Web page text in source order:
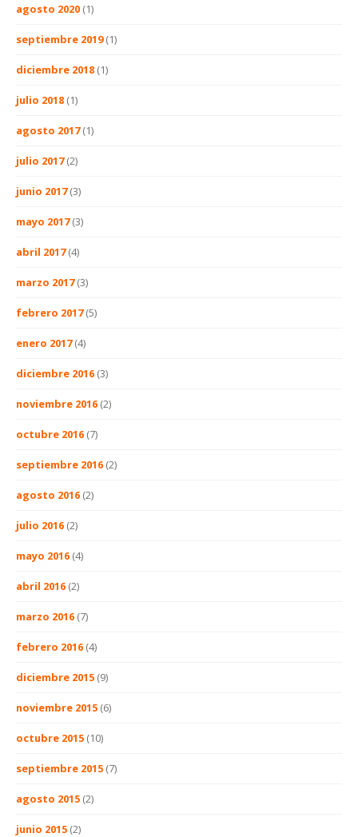
agosto 2020 (1)
septiembre 2019(1)
diciembre 2018 (1)
julio 2018 (1)
agosto 2017(1)
julio 2017(2)
junio 2017(3)
mayo 2017(3)
abril 2017(4)
marzo 2017(3)
febrero 2017(5)
enero 2017(4)
diciembre 2016 (3)
noviembre 2016 (2)
octubre 2016 (7)
septiembre 2016 (2)
agosto 2016 (2)
julio 2016 (2)
mayo 2016 (4)
abril 2016 (2)
marzo 2016 (7)
febrero 2016 (4)
diciembre 2015 (9)
noviembre 2015 (6)
octubre 2015 (10)
septiembre 2015 (7)
agosto 2015 (2)
junio 2015 (2)